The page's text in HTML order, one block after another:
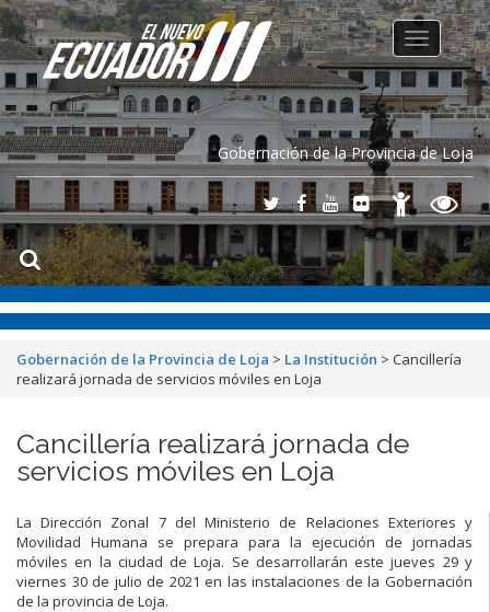
Gobernación de la Provincia de Loja
Toggle
navigation
Gobernación de la Provincia de Loja > La Institución > Cancillería
realizará jornada de servicios móviles en Loja
Cancillería realizará jornada de
servicios móviles en Loja
La Dirección Zonal 7 del Ministerio de Relaciones Exteriores y
Movilidad Humana se prepara para la ejecución de jornadas
móviles en la ciudad de Loja. Se desarrollarán este jueves 29 y
viernes 30 de julio de 2021 en las instalaciones de la Gobernación
de la provincia de Loja.